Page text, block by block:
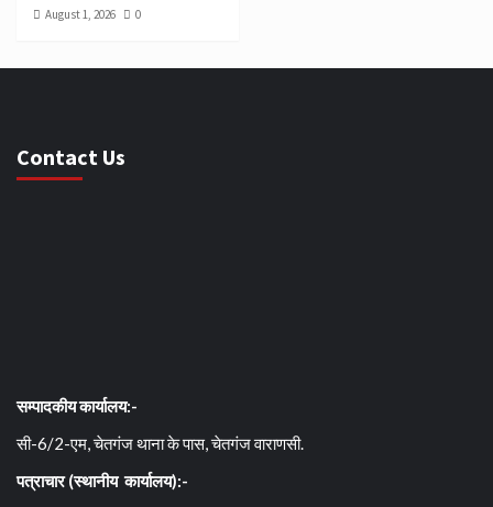
August 1, 2026 0
Contact Us
सम्पादकीय कार्यालय:-
सी-6/2-एम, चेतगंज थाना के पास, चेतगंज वाराणसी.
पत्राचार (स्थानीय कार्यालय):-